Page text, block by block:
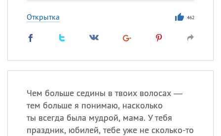
Открытка 462
Чем больше седины в твоих волосах —
тем больше я понимаю, насколько
ты всегда была мудрой, мама. У тебя
праздник, юбилей, тебе уже не сколько-то